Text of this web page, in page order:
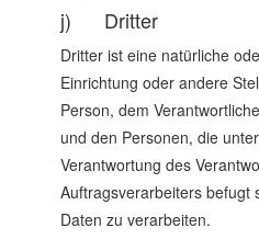
j) Dritter
Dritter ist eine natürliche
Einrichtung oder andere
Person, dem
und den Personen, die
Verantwortung des
Auftragsverarbeiters befugt
Daten zu verarbeiten.